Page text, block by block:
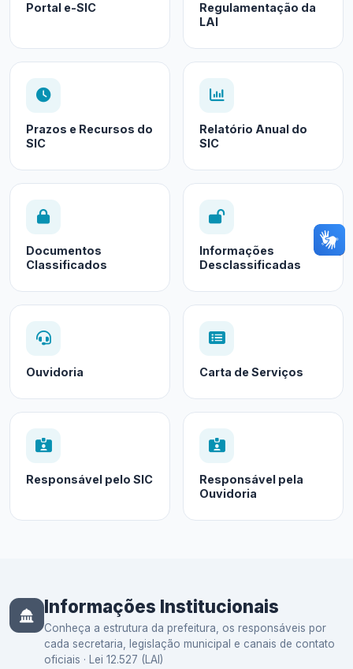
Portal e-SIC
Regulamentação da
LAI
Prazos e Recursos do
SIC
Relatório Anual do
SIC
Documentos
Classificados
Informações
Desclassificadas
Ouvidoria Carta de Serviços
Responsável pelo SIC
Responsável pela
Ouvidoria
Informações Institucionais
Conheça a estrutura da prefeitura, os responsáveis por
cada secretaria, legislação municipal e canais de contato
oficiais · Lei 12.527 (LAI)